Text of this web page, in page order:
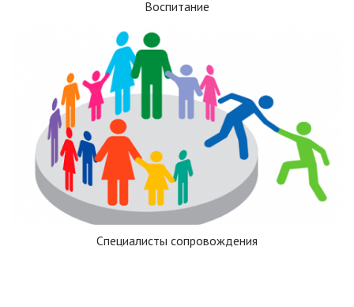
Воспитание
Специалисты сопровождения